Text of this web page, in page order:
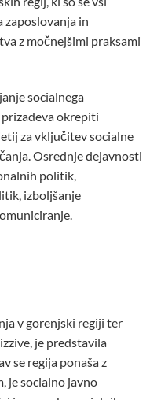
zaposlovanja in
z močnejšimi praksami
socialnega
okrepiti
za vključitev socialne
Osrednje dejavnosti
politik,
izboljšanje
v gorenjski regiji ter
je predstavila
se regija ponaša z
je socialno javno